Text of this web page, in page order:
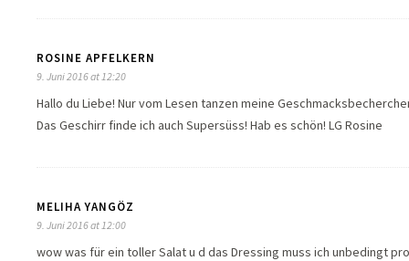
ROSINE APFELKERN
9. Juni 2016 at 12:20
Hallo du Liebe! Nur vom Lesen tanzen meine
Das Geschirr finde ich auch Supersüss! Hab es schön! LG Rosine
MELIHA YANGÖZ
9. Juni 2016 at 12:00
wow was für ein toller Salat u d das Dressing muss ich unbedingt